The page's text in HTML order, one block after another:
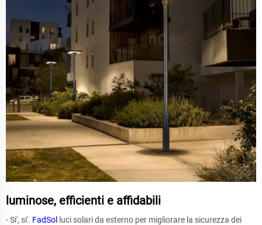
luminose, efficienti e affidabili
- Si', si'. FadSol
luci solari da esterno per migliorare la sicurezza dei